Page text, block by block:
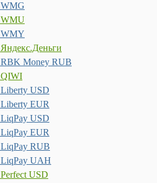
WMG
WMU
WMY
Яндекс.Деньги
RBK Money RUB
QIWI
Liberty USD
Liberty EUR
LiqPay USD
LiqPay EUR
LiqPay RUB
LiqPay UAH
Perfect USD